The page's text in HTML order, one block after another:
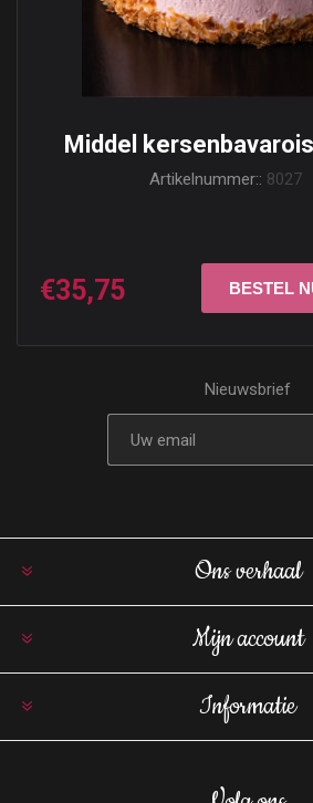
Middel
Artikelnummer:: 8027
€35,75
Nieuwsbrief
Ons verhaal
Mijn account
Informatie